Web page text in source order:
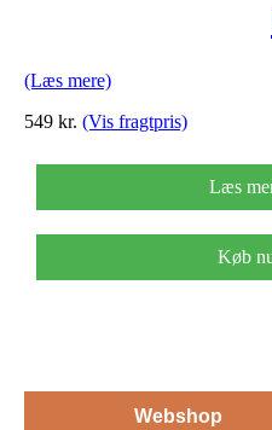
(Læs mere)
549 kr. (Vis fragtpris)
Læs
Køb
Webshop